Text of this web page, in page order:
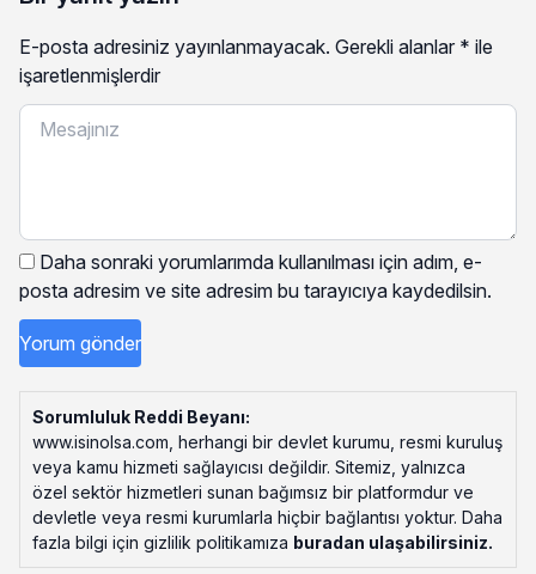
E-posta adresiniz yayınlanmayacak. Gerekli alanlar * ile
işaretlenmişlerdir
Daha sonraki yorumlarımda kullanılması için adım, e-
posta adresim ve site adresim bu tarayıcıya kaydedilsin.
Sorumluluk Reddi Beyanı:
www.isinolsa.com, herhangi bir devlet kurumu, resmi kuruluş
veya kamu hizmeti sağlayıcısı değildir. Sitemiz, yalnızca
özel sektör hizmetleri sunan bağımsız bir platformdur ve
devletle veya resmi kurumlarla hiçbir bağlantısı yoktur. Daha
fazla bilgi için gizlilik politikamıza buradan ulaşabilirsiniz.